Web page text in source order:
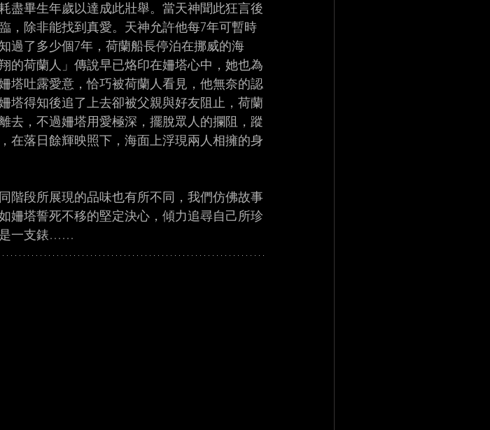
盡畢生年歲以達成此壯舉。當天神聞此狂言後
，除非能找到真愛。天神允許他每7年可暫時
過了多少個7年，荷蘭船長停泊在挪威的海
的荷蘭人」傳說早已烙印在姍塔心中，她也為
塔吐露愛意，恰巧被荷蘭人看見，他無奈的認
塔得知後追了上去卻被父親與好友阻止，荷蘭
去，不過姍塔用愛極深，擺脫眾人的攔阻，蹤
在落日餘輝映照下，海面上浮現兩人相擁的身
階段所展現的品味也有所不同，我們仿佛故事
姍塔誓死不移的堅定決心，傾力追尋自己所珍
是一支錶……